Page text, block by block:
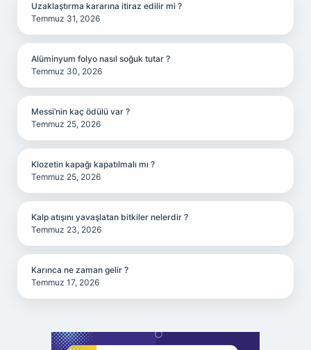
Uzaklaştırma kararına itiraz edilir mi ?
Temmuz 31, 2026
Alüminyum folyo nasıl soğuk tutar ?
Temmuz 30, 2026
Messi’nin kaç ödülü var ?
Temmuz 25, 2026
Klozetin kapağı kapatılmalı mı ?
Temmuz 25, 2026
Kalp atışını yavaşlatan bitkiler nelerdir ?
Temmuz 23, 2026
Karınca ne zaman gelir ?
Temmuz 17, 2026